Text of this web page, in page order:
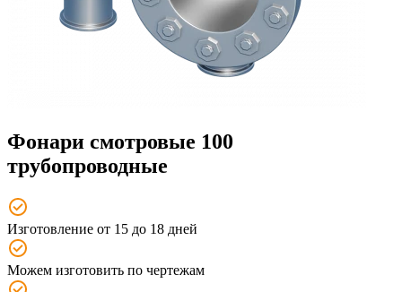
Фонари смотровые 100
трубопроводные
Изготовление от 15 до 18 дней
Можем изготовить по чертежам